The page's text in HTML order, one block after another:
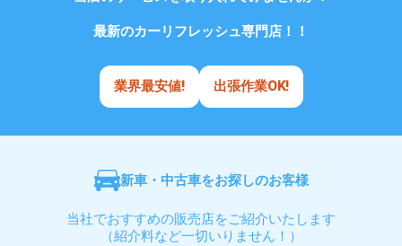
最新のカーリフレッシュ専門店！！
業界最安値! 出張作業OK!
新車・中古車をお探しのお客様
当社でおすすめの販売店をご紹介いたします
（紹介料など一切いりません！）